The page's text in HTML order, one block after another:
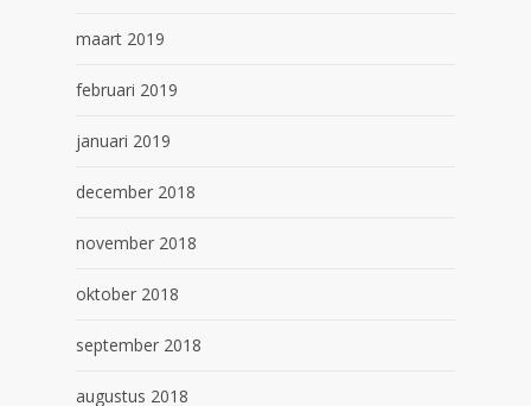
maart 2019
februari 2019
januari 2019
december 2018
november 2018
oktober 2018
september 2018
augustus 2018